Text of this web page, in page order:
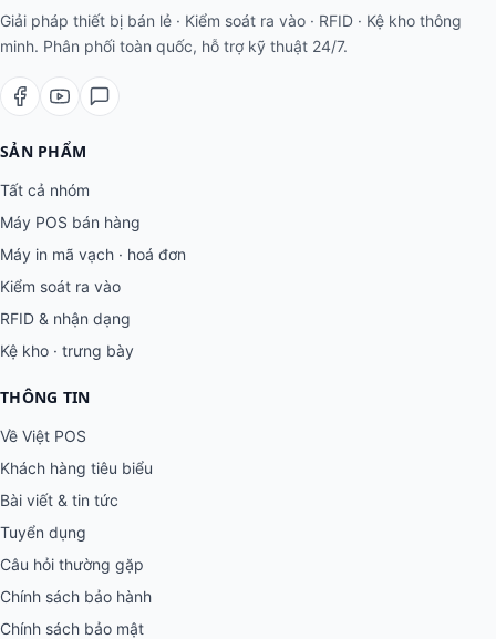
Giải pháp thiết bị bán lẻ · Kiểm soát ra vào · RFID · Kệ kho thông
minh. Phân phối toàn quốc, hỗ trợ kỹ thuật 24/7.
SẢN PHẨM
Tất cả nhóm
Máy POS bán hàng
Máy in mã vạch · hoá đơn
Kiểm soát ra vào
RFID & nhận dạng
Kệ kho · trưng bày
THÔNG TIN
Về Việt POS
Khách hàng tiêu biểu
Bài viết & tin tức
Tuyển dụng
Câu hỏi thường gặp
Chính sách bảo hành
Chính sách bảo mật